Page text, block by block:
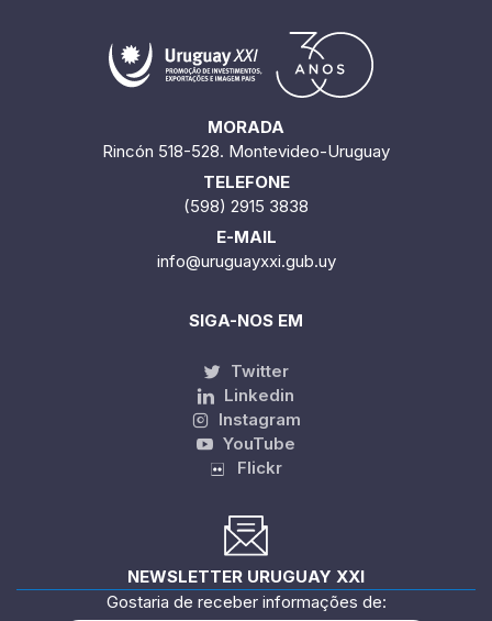
MORADA
Rincón 518-528. Montevideo-Uruguay
TELEFONE
(598) 2915 3838
E-MAIL
info@uruguayxxi.gub.uy
SIGA-NOS EM
Twitter
Linkedin
Instagram
YouTube
Flickr
NEWSLETTER URUGUAY XXI
Gostaria de receber informações de: